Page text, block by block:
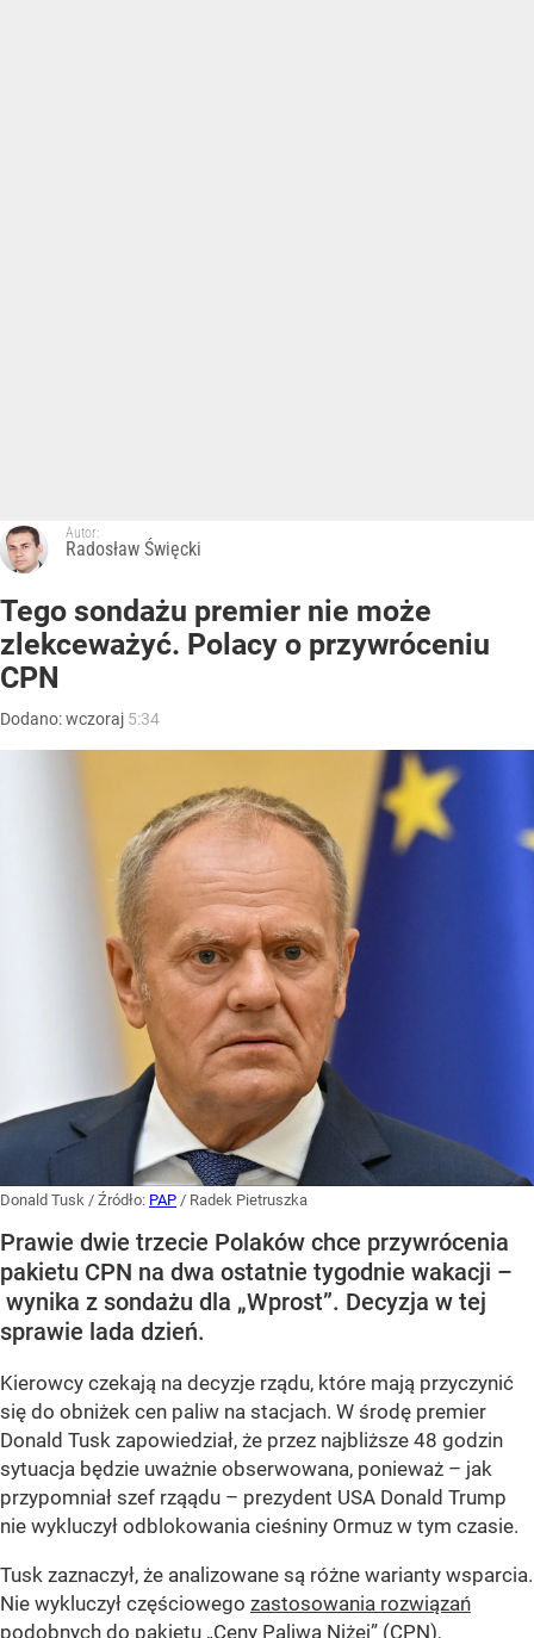
Autor:
Radosław Święcki
Tego sondażu premier nie może
zlekceważyć. Polacy o przywróceniu
CPN
Dodano:wczoraj 5:34
Donald Tusk / Źródło: PAP / Radek Pietruszka
Prawie dwie trzecie Polaków chce przywrócenia
pakietu CPN na dwa ostatnie tygodnie wakacji –
wynika z sondażu dla „Wprost”. Decyzja w tej
sprawie lada dzień.
Kierowcy czekają na decyzje rządu, które mają przyczynić
się do obniżek cen paliw na stacjach. W środę premier
Donald Tusk zapowiedział, że przez najbliższe 48 godzin
sytuacja będzie uważnie obserwowana, ponieważ – jak
przypomniał szef rząądu – prezydent USA Donald Trump
nie wykluczył odblokowania cieśniny Ormuz w tym czasie.
Tusk zaznaczył, że analizowane są różne warianty wsparcia.
Nie wykluczył częściowego zastosowania rozwiązań
podobnych do pakietu „Ceny Paliwa Niżej” (CPN),